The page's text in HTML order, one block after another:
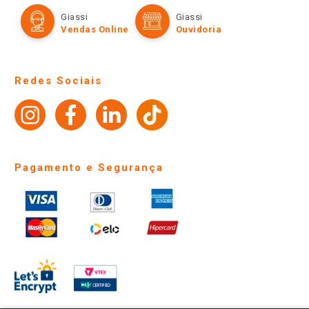
Televendas
Amigo Giassi
Perguntas frequentes
Identidade Visual
Formas de Pagamento
Políticas de entrega
Giassi
Vendas Online
Giassi
Ouvidoria
Redes Sociais
Pagamento e Segurança